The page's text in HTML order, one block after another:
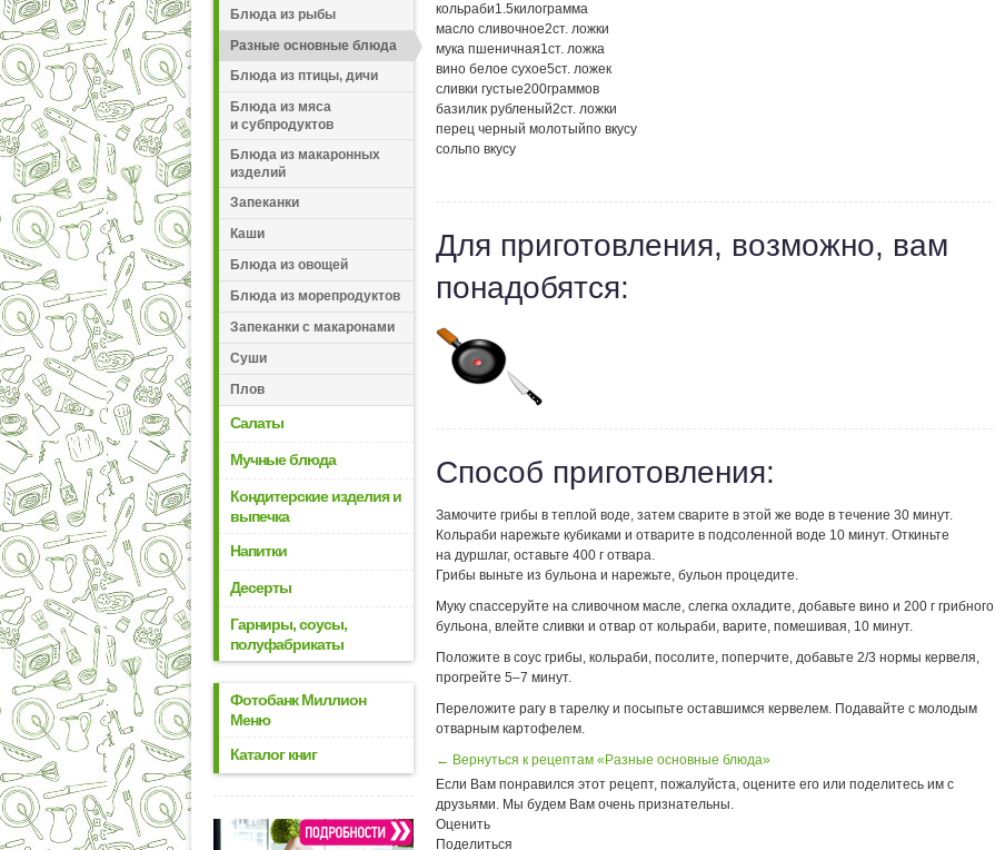
Блюда из рыбы
Разные основные блюда
Блюда из птицы, дичи
Блюда из мяса
и субпродуктов
Блюда из макаронных
изделий
Запеканки
Каши
Блюда из овощей
Блюда из морепродуктов
Запеканки с макаронами
Суши
Плов
Салаты
Мучные блюда
Кондитерские изделия и
выпечка
Напитки
Десерты
Гарниры, соусы,
полуфабрикаты
Фотобанк Миллион
Меню
Каталог книг
кольраби1.5килограмма
масло сливочное2ст. ложки
мука пшеничная1ст. ложка
вино белое сухое5ст. ложек
сливки густые200граммов
базилик рубленый2ст. ложки
перец черный молотыйпо вкусу
сольпо вкусу
Для приготовления, возможно, вам
понадобятся:
Способ приготовления:
Замочите грибы в теплой воде, затем сварите в этой же воде в течение 30 минут.
Кольраби нарежьте кубиками и отварите в подсоленной воде 10 минут. Откиньте
на дуршлаг, оставьте 400 г отвара.
Грибы выньте из бульона и нарежьте, бульон процедите.
Муку спассеруйте на сливочном масле, слегка охладите, добавьте вино и 200 г грибного
бульона, влейте сливки и отвар от кольраби, варите, помешивая, 10 минут.
Положите в соус грибы, кольраби, посолите, поперчите, добавьте 2/3 нормы кервеля,
прогрейте 5–7 минут.
Переложите рагу в тарелку и посыпьте оставшимся кервелем. Подавайте с молодым
отварным картофелем.
← Вернуться к рецептам «Разные основные блюда»
Если Вам понравился этот рецепт, пожалуйста, оцените его или поделитесь им с
друзьями. Мы будем Вам очень признательны.
Оценить
Поделиться